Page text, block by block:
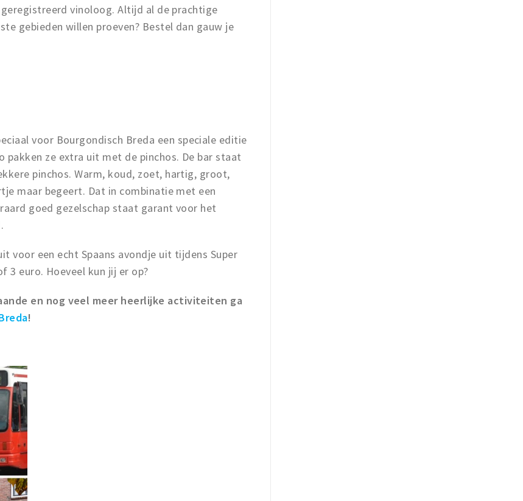
vinoloog. Altijd al de prachtige
gebieden willen proeven? Bestel dan gauw je
voor Bourgondisch Breda een speciale editie
pakken ze extra uit met de pinchos. De bar staat
pinchos. Warm, koud, zoet, hartig, groot,
maar begeert. Dat in combinatie met een
goed gezelschap staat garant voor het
voor een echt Spaans avondje uit tijdens Super
3 euro. Hoeveel kun jij er op?
en nog veel meer heerlijke activiteiten ga
!